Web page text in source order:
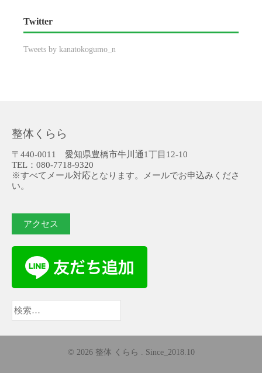
Twitter
Tweets by kanatokogumo_n
整体くらら
〒440-0011 愛知県豊橋市牛川通1丁目12-10
TEL：080-7718-9320
※すべてメール対応となります。メールでお申込みくださ
い。
アクセス
検
索:
© 2026 整体 くらら . Since_2018.10